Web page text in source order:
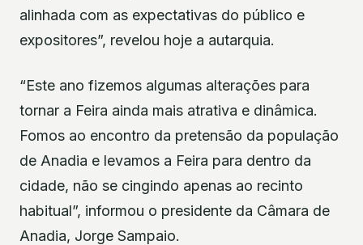
alinhada com as expectativas do público e
expositores”, revelou hoje a autarquia.
“Este ano fizemos algumas alterações para
tornar a Feira ainda mais atrativa e dinâmica.
Fomos ao encontro da pretensão da população
de Anadia e levamos a Feira para dentro da
cidade, não se cingindo apenas ao recinto
habitual”, informou o presidente da Câmara de
Anadia, Jorge Sampaio.